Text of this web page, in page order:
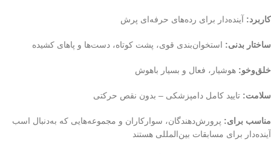
کاربرد: آینده‌دار برای رده‌های حرفه‌ای پرش
ساختار بدنی: استخوان‌بندی قوی، پشت کوتاه، دست‌ها و پاهای کشیده
خلق‌وخو: هوشیار، فعال و بسیار باهوش
سلامت: تایید کامل دامپزشکی – بدون نقص حرکتی
مناسب برای: پرورش‌دهندگان، سوارکاران و مجموعه‌هایی که به‌دنبال اسب
آینده‌دار برای مسابقات بین‌المللی هستند